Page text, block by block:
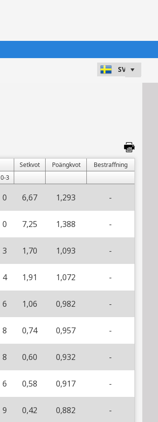
Setkvot Poängkvot
Bestraffning
0-3
0 6,67 1,293 -
0 7,25 1,388 -
3 1,70 1,093 -
4 1,91 1,072 -
6 1,06 0,982 -
8 0,74 0,957 -
8 0,60 0,932 -
6 0,58 0,917 -
9 0,42 0,882 -